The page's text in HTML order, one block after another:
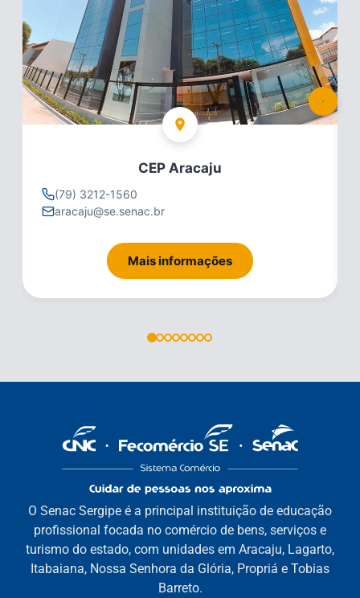
CEP Aracaju
(79) 3212-1560
aracaju@se.senac.br
Mais informações
O Senac Sergipe é a principal instituição de educação
profissional focada no comércio de bens, serviços e
turismo do estado, com unidades em Aracaju, Lagarto,
Itabaiana, Nossa Senhora da Glória, Propriá e Tobias
Barreto.